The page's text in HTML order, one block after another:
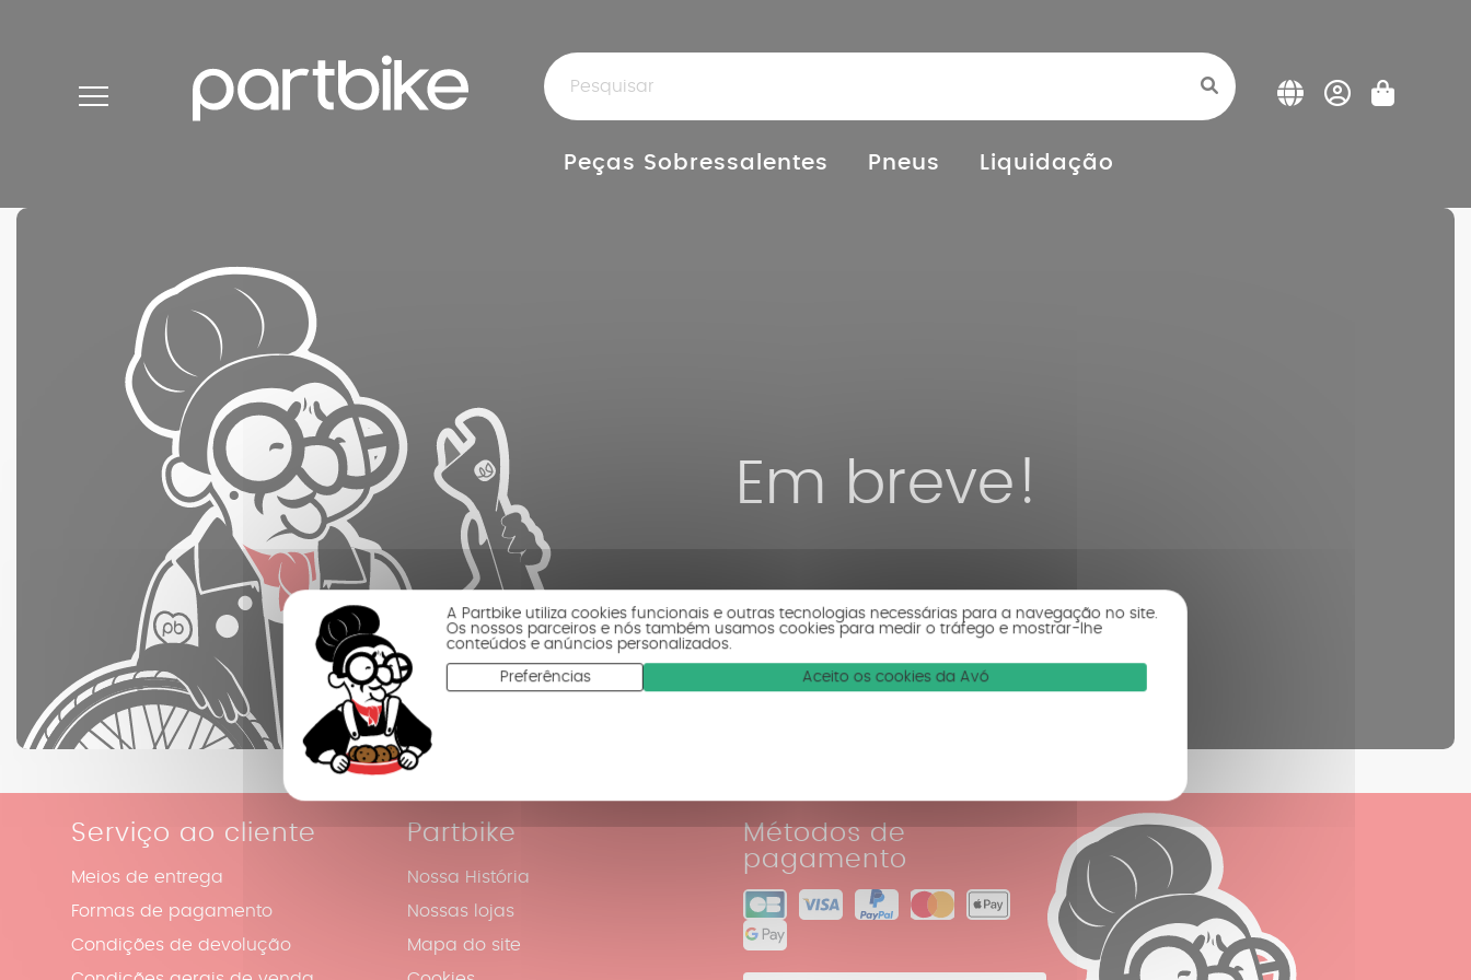
A Partbike utiliza cookies funcionais e outras tecnologias necessárias para a navegação no site.
Os nossos parceiros e nós também usamos cookies para medir o tráfego e mostrar-lhe
conteúdos e anúncios personalizados.
Preferências Aceito os cookies da Avó
Peças Sobressalentes Pneus Liquidação
Em breve!
Serviço ao cliente
Meios de entrega
Formas de pagamento
Condições de devolução
Partbike
Nossa História
Nossas lojas
Mapa do site
Métodos de
pagamento